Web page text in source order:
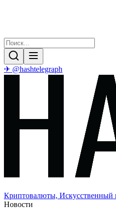
✈ @hashtelegraph
Криптовалюты, Искусственный
Новости